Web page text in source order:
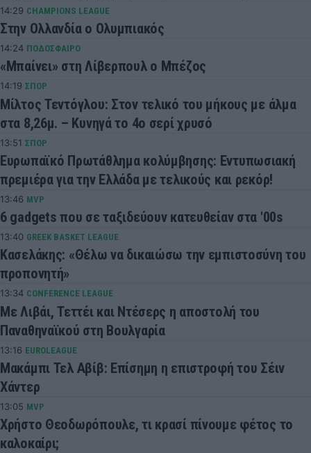
14:29 CHAMPIONS LEAGUE
Στην Ολλανδία ο Ολυμπιακός
14:24 ΠΟΔΟΣΦΑΙΡΟ
«Μπαίνει» στη Λίβερπουλ ο Μπέζος
14:19 ΣΠΟΡ
Μίλτος Τεντόγλου: Στον τελικό του μήκους με άλμα
στα 8,26μ. – Κυνηγά το 4ο σερί χρυσό
13:51 ΣΠΟΡ
Ευρωπαϊκό Πρωτάθλημα κολύμβησης: Εντυπωσιακή
πρεμιέρα για την Ελλάδα με τελικούς και ρεκόρ!
13:46 MVP
6 gadgets που σε ταξιδεύουν κατευθείαν στα '00s
13:40 GREEK BASKET LEAGUE
Κασελάκης: «Θέλω να δικαιώσω την εμπιστοσύνη του
προπονητή»
13:34 CONFERENCE LEAGUE
Με Λιβάι, Τεττέι και Ντέσερς η αποστολή του
Παναθηναϊκού στη Βουλγαρία
13:16 EUROLEAGUE
Μακάμπι Τελ Αβίβ: Επίσημη η επιστροφή του Σέιν
Χάντερ
13:05 MVP
Χρήστο Θεοδωρόπουλε, τι κρασί πίνουμε φέτος το
καλοκαίρι;